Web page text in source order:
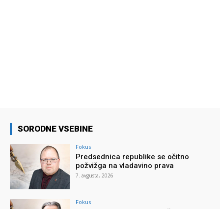
SORODNE VSEBINE
Fokus
Predsednica republike se očitno
požvižga na vladavino prava
7. avgusta, 2026
Fokus